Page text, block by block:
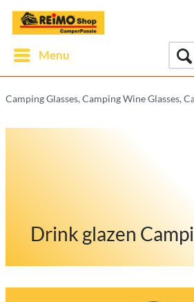
Menu
Camping Glasses, Camping Wine Glasses,
Drink glazen